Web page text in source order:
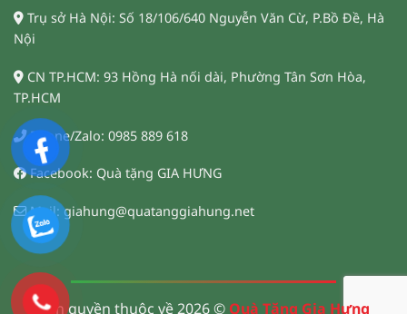
Trụ sở Hà Nội: Số 18/106/640 Nguyễn Văn Cừ, P.Bồ Đề, Hà
Nội
CN TP.HCM: 93 Hồng Hà nối dài, Phường Tân Sơn Hòa,
TP.HCM
Phone/Zalo: 0985 889 618
Facebook: Quà tặng GIA HƯNG
Mail: giahung@quatanggiahung.net
Bản quyền thuộc về 2026 © Quà Tặng Gia Hưng